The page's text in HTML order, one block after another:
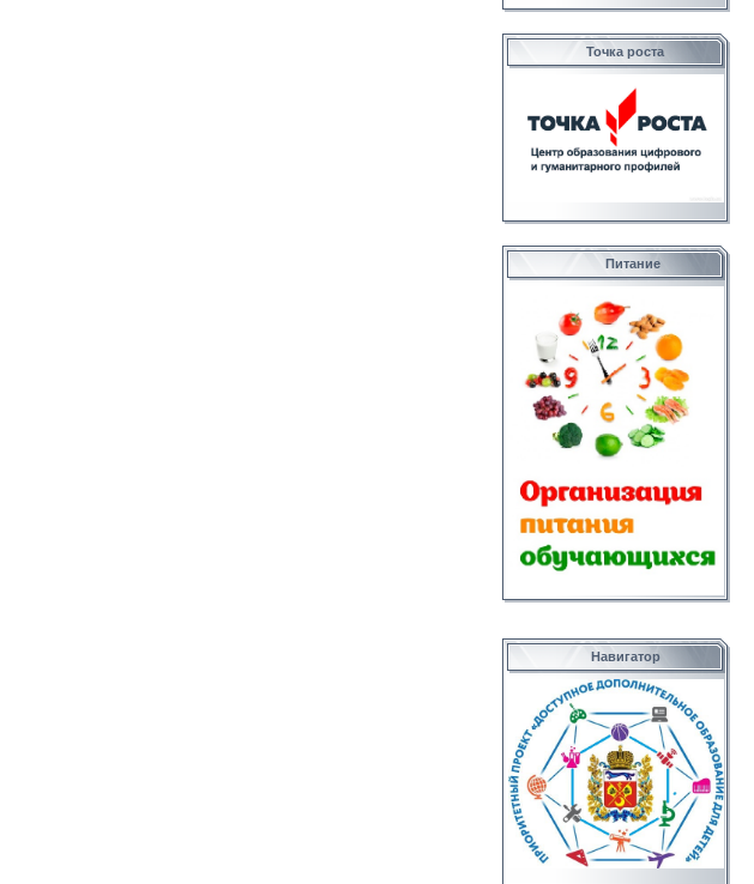
Точка роста
Питание
Навигатор